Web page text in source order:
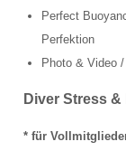
WETTER
Perfect
Perfektion
Photo & Video
Diver Stress &
* für